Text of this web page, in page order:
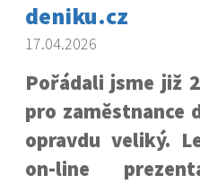
deniku.cz
17.04.2026
Pořádali jsme již
pro zaměstnance
opravdu veliký.
on-line